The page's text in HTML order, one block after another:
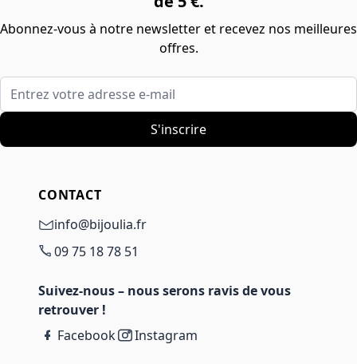
Abonnez-vous à notre newsletter et recevez nos meilleures
offres.
Entrez votre adresse e-mail
S'inscrire
CONTACT
info@bijoulia.fr
09 75 18 78 51
Suivez-nous – nous serons ravis de vous
retrouver !
Facebook
Instagram